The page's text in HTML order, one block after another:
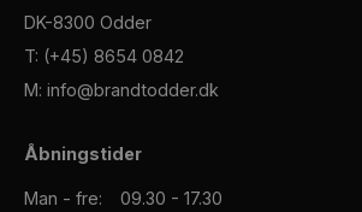
DK-8300 Odder
T: (+45) 8654 0842
M: info@brandtodder.dk
Åbningstider
Man - fre:
09.30 - 17.30